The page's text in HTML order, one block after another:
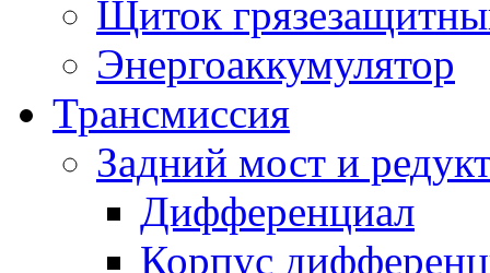
Щиток
Энергоаккумулятор
Трансмиссия
Задний мост и
Дифференциал
Корпус